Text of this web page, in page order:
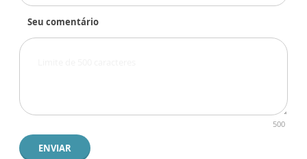
Seu comentário
500
ENVIAR